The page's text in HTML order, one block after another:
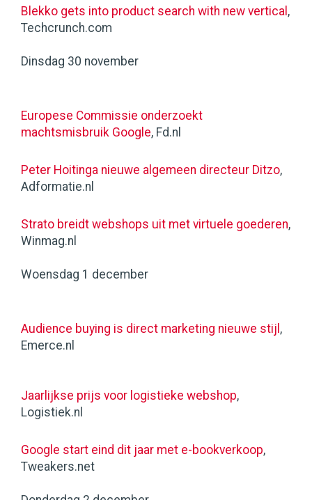
Blekko gets into product search with new vertical ,
Techcrunch.com
Dinsdag 30 november
Europese Commissie onderzoekt
machtsmisbruik Google, Fd.nl
Peter Hoitinga nieuwe algemeen directeur Ditzo,
Adformatie.nl
Strato breidt webshops uit met virtuele goederen,
Winmag.nl
Woensdag 1 december
Audience buying is direct marketing nieuwe stijl ,
Emerce.nl
Jaarlijkse prijs voor logistieke webshop,
Logistiek.nl
Google start eind dit jaar met e-bookverkoop,
Tweakers.net